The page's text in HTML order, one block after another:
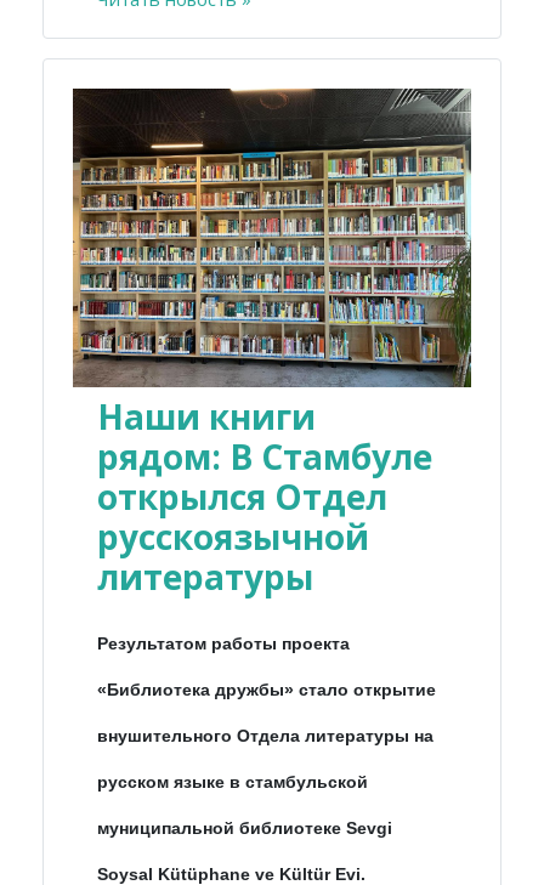
Наши книги
рядом: В Стамбуле
открылся Отдел
русскоязычной
литературы
Результатом работы проекта
«Библиотека дружбы» стало открытие
внушительного Отдела литературы на
русском языке в стамбульской
муниципальной библиотеке Sevgi
Soysal Kütüphane ve Kültür Evi.